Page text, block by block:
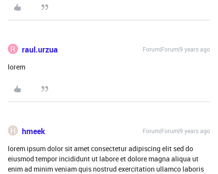
R raul.urzua Forum|Forum|9 years ago
lorem
H hmeek Forum|Forum|9 years ago
lorem ipsum dolor sit amet consectetur adipiscing elit sed do
eiusmod tempor incididunt ut labore et dolore magna aliqua ut
enim ad minim veniam quis nostrud exercitation ullamco laboris